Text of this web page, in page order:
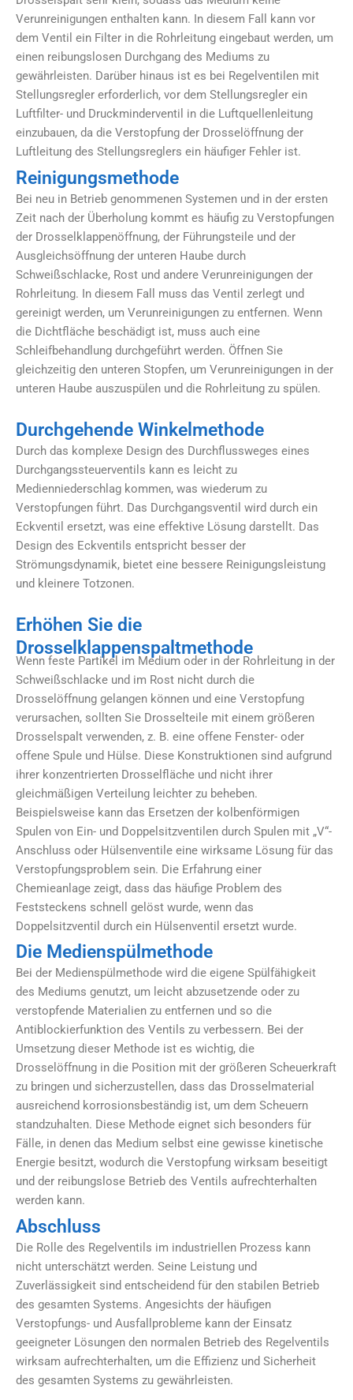
Verunreinigungen enthalten kann. In diesem Fall kann vor
dem Ventil ein Filter in die Rohrleitung eingebaut werden, um
einen reibungslosen Durchgang des Mediums zu
gewährleisten. Darüber hinaus ist es bei Regelventilen mit
Stellungsregler erforderlich, vor dem Stellungsregler ein
Luftfilter- und Druckminderventil in die Luftquellenleitung
einzubauen, da die Verstopfung der Drosselöffnung der
Luftleitung des Stellungsreglers ein häufiger Fehler ist.
Reinigungsmethode
Bei neu in Betrieb genommenen Systemen und in der ersten
Zeit nach der Überholung kommt es häufig zu Verstopfungen
der Drosselklappenöffnung, der Führungsteile und der
Ausgleichsöffnung der unteren Haube durch
Schweißschlacke, Rost und andere Verunreinigungen der
Rohrleitung. In diesem Fall muss das Ventil zerlegt und
gereinigt werden, um Verunreinigungen zu entfernen. Wenn
die Dichtfläche beschädigt ist, muss auch eine
Schleifbehandlung durchgeführt werden. Öffnen Sie
gleichzeitig den unteren Stopfen, um Verunreinigungen in der
unteren Haube auszuspülen und die Rohrleitung zu spülen.
Durchgehende Winkelmethode
Durch das komplexe Design des Durchflussweges eines
Durchgangssteuerventils kann es leicht zu
Medienniederschlag kommen, was wiederum zu
Verstopfungen führt. Das Durchgangsventil wird durch ein
Eckventil ersetzt, was eine effektive Lösung darstellt. Das
Design des Eckventils entspricht besser der
Strömungsdynamik, bietet eine bessere Reinigungsleistung
und kleinere Totzonen.
Erhöhen Sie die
Drosselklappenspaltmethode
Wenn feste Partikel im Medium oder in der Rohrleitung in der
Schweißschlacke und im Rost nicht durch die
Drosselöffnung gelangen können und eine Verstopfung
verursachen, sollten Sie Drosselteile mit einem größeren
Drosselspalt verwenden, z. B. eine offene Fenster- oder
offene Spule und Hülse. Diese Konstruktionen sind aufgrund
ihrer konzentrierten Drosselfläche und nicht ihrer
gleichmäßigen Verteilung leichter zu beheben.
Beispielsweise kann das Ersetzen der kolbenförmigen
Spulen von Ein- und Doppelsitzventilen durch Spulen mit „V“-
Anschluss oder Hülsenventile eine wirksame Lösung für das
Verstopfungsproblem sein. Die Erfahrung einer
Chemieanlage zeigt, dass das häufige Problem des
Feststeckens schnell gelöst wurde, wenn das
Doppelsitzventil durch ein Hülsenventil ersetzt wurde.
Die Medienspülmethode
Bei der Medienspülmethode wird die eigene Spülfähigkeit
des Mediums genutzt, um leicht abzusetzende oder zu
verstopfende Materialien zu entfernen und so die
Antiblockierfunktion des Ventils zu verbessern. Bei der
Umsetzung dieser Methode ist es wichtig, die
Drosselöffnung in die Position mit der größeren Scheuerkraft
zu bringen und sicherzustellen, dass das Drosselmaterial
ausreichend korrosionsbeständig ist, um dem Scheuern
standzuhalten. Diese Methode eignet sich besonders für
Fälle, in denen das Medium selbst eine gewisse kinetische
Energie besitzt, wodurch die Verstopfung wirksam beseitigt
und der reibungslose Betrieb des Ventils aufrechterhalten
werden kann.
Abschluss
Die Rolle des Regelventils im industriellen Prozess kann
nicht unterschätzt werden. Seine Leistung und
Zuverlässigkeit sind entscheidend für den stabilen Betrieb
des gesamten Systems. Angesichts der häufigen
Verstopfungs- und Ausfallprobleme kann der Einsatz
geeigneter Lösungen den normalen Betrieb des Regelventils
wirksam aufrechterhalten, um die Effizienz und Sicherheit
des gesamten Systems zu gewährleisten.